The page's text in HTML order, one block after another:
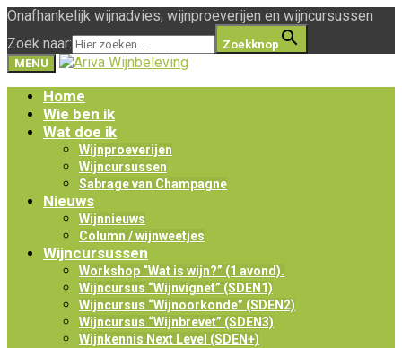
Onafhankelijk wijnadvies, wijnproeverijen en wijncursussen
Zoek naar:
Zoekknop
MENU
Home
Wie ben ik
Wat doe ik
Wijnproeverijen
Wijncursussen
Sabrage van Champagne
Nieuws
Wijnnieuws
Column / wijnweetjes
Wijncursussen
Workshop “Wat is wijn?” (1 avond).
Wijncursus “Wijnvignet” (SDEN1)
Wijncursus “Wijnoorkonde” (SDEN2)
Wijncursus “Wijnbrevet” (SDEN3)
Wijnkennis Next Level (SDEN+)